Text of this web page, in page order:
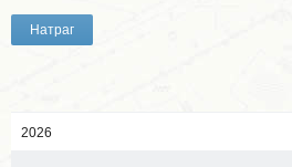
Натраг
2026